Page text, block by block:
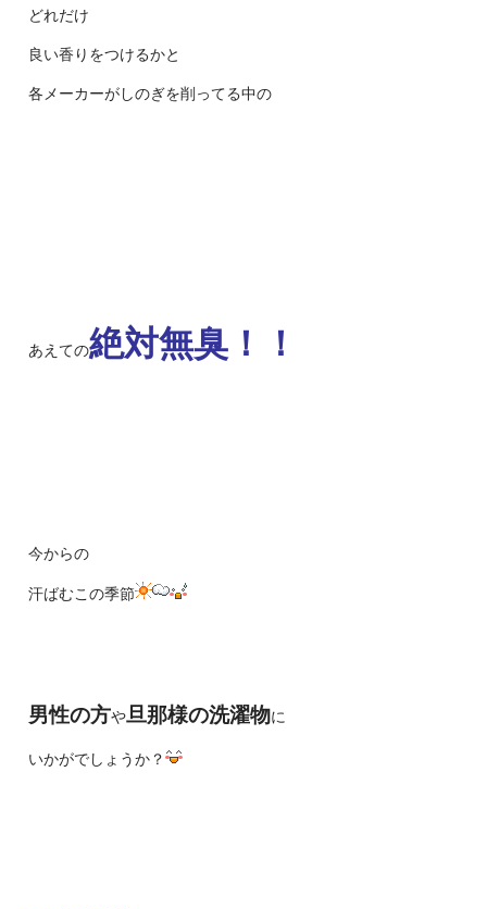
どれだけ
良い香りをつけるかと
各メーカーがしのぎを削ってる中の
あえての絶対無臭！！
今からの
汗ばむこの季節
男性の方や旦那様の洗濯物に
いかがでしょうか？